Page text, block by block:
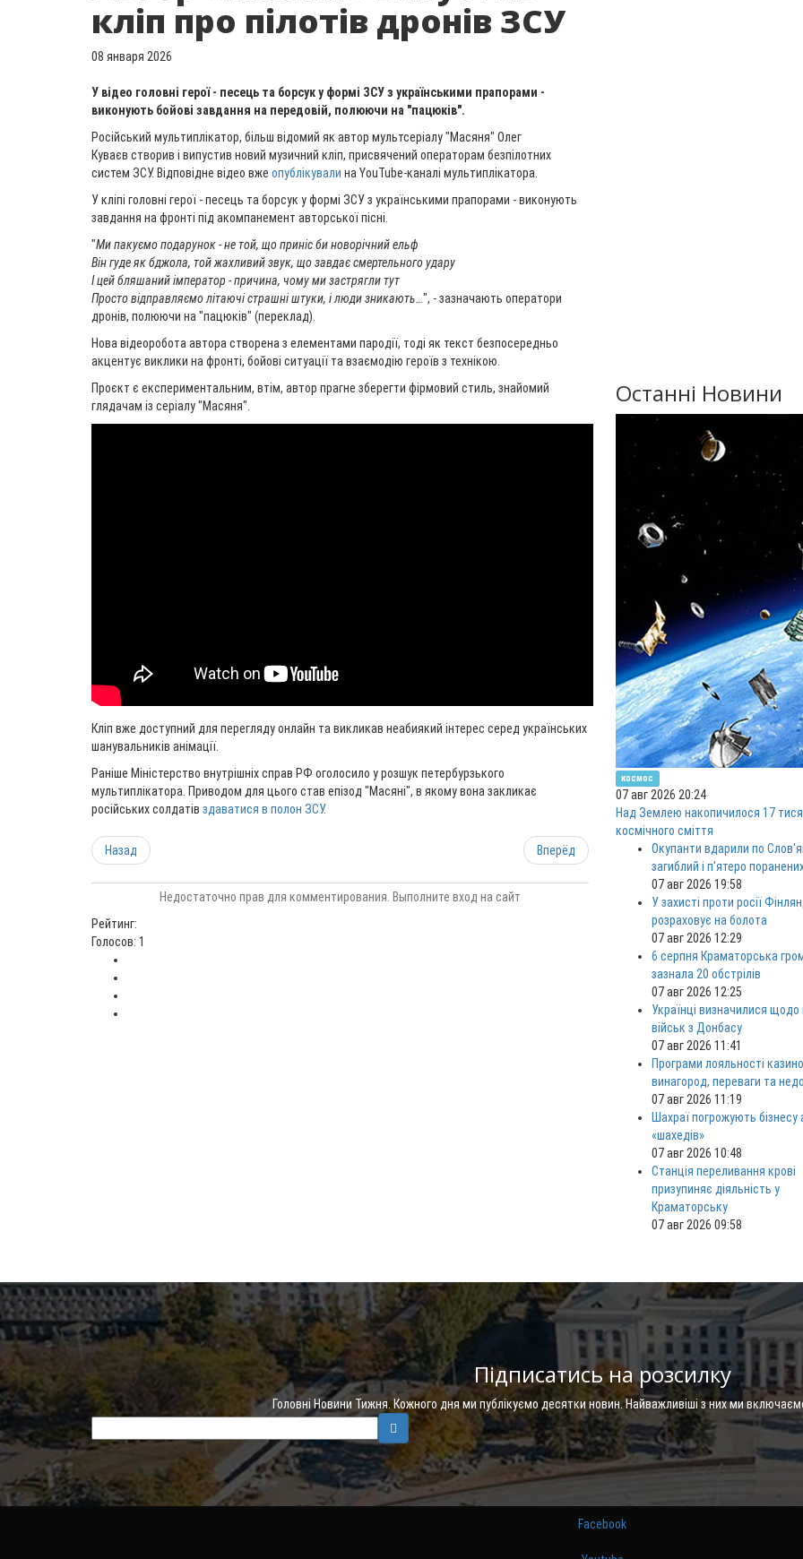
кліп про пілотів дронів ЗСУ
08 января 2026
У відео головні герої - песець та борсук у формі ЗСУ з українськими прапорами -
виконують бойові завдання на передовій, полюючи на "пацюків".
Російський мультиплікатор, більш відомий як автор мультсеріалу "Масяня" Олег
Куваєв створив і випустив новий музичний кліп, присвячений операторам безпілотних
систем ЗСУ. Відповідне відео вже опублікували на YouTube-каналі мультиплікатора.
У кліпі головні герої - песець та борсук у формі ЗСУ з українськими прапорами - виконують
завдання на фронті під акомпанемент авторської пісні.
"Ми пакуємо подарунок - не той, що приніс би новорічний ельф
Він гуде як бджола, той жахливий звук, що завдає смертельного удару
І цей бляшаний імператор - причина, чому ми застрягли тут
Просто відправляємо літаючі страшні штуки, і люди зникають… ", - зазначають оператори
дронів, полюючи на "пацюків" (переклад).
Нова відеоробота автора створена з елементами пародії, тоді як текст безпосередньо
акцентує виклики на фронті, бойові ситуації та взаємодію героїв з технікою.
Проєкт є експериментальним, втім, автор прагне зберегти фірмовий стиль, знайомий
глядачам із серіалу "Масяня".
Кліп вже доступний для перегляду онлайн та викликав неабиякий інтерес серед українських
шанувальників анімації.
Раніше Міністерство внутрішніх справ РФ оголосило у розшук петербурзького
мультиплікатора. Приводом для цього став епізод "Масяні", в якому вона закликає
російських солдатів здаватися в полон ЗСУ.
Назад Вперёд
Недостаточно прав для комментирования. Выполните вход на сайт
Рейтинг:
Голосов: 1
Останні Новини
космос
07 авг 2026 20:24
Над Землею накопичилося 17
космічного сміття
Окупанти вдарили по
загиблий і п'ятеро
07 авг 2026 19:58
У захисті проти росії
розраховує на болота
07 авг 2026 12:29
6 серпня Краматорська
зазнала 20 обстрілів
07 авг 2026 12:25
Українці визначилися щодо
військ з Донбасу
07 авг 2026 11:41
Програми лояльності
винагород, переваги та
07 авг 2026 11:19
Шахраї погрожують бізнесу
«шахедів»
07 авг 2026 10:48
Станція переливання крові
призупиняє діяльність у
Краматорську
07 авг 2026 09:58
Підписатись на розсилку
Головні Новини Тижня. Кожного дня ми публікуємо десятки новин. Найважливіші з них ми
Facebook